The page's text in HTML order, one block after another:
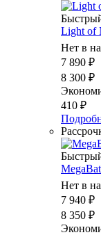
Light of
Нет в
7 890 ₽
8 300 ₽
410 ₽
Нет в
7 940 ₽
8 350 ₽